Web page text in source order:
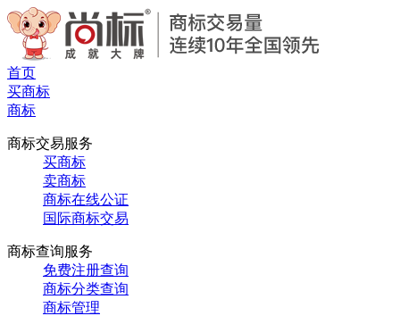
首页
买商标
商标
商标交易服务
买商标
卖商标
商标在线公证
国际商标交易
商标查询服务
免费注册查询
商标分类查询
商标管理